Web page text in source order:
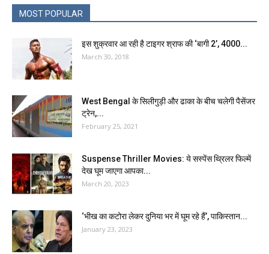
MOST POPULAR
इस शुक्रवार आ रही है टाइगर श्राफ की ‘बागी 2’, 4000...
March 30, 2018
West Bengal के सिलीगुड़ी और ढाका के बीच चलेगी पैसेंजर
ट्रेन,...
February 25, 2021
Suspense Thriller Movies: ये सस्पेंस थ्रिलर फिल्में
देख घूम जाएगा आपका...
March 20, 2023
‘भीख का कटोरा लेकर दुनिया भर में घूम रहे हैं’, पाकिस्तान...
January 23, 2023